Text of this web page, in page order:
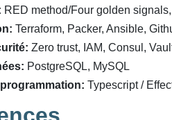
RED method/Four golden
Terraform, Packer, Ansible,
Zero trust, IAM, Consul,
PostgreSQL, MySQL
Typescript /